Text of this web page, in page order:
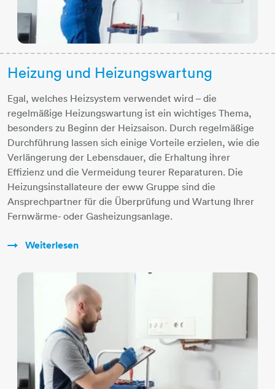
Heizung und Heizungswartung
Egal, welches Heizsystem verwendet wird – die
regelmäßige Heizungswartung ist ein wichtiges Thema,
besonders zu Beginn der Heizsaison. Durch regelmäßige
Durchführung lassen sich einige Vorteile erzielen, wie die
Verlängerung der Lebensdauer, die Erhaltung ihrer
Effizienz und die Vermeidung teurer Reparaturen. Die
Heizungsinstallateure der eww Gruppe sind die
Ansprechpartner für die Überprüfung und Wartung Ihrer
Fernwärme- oder Gasheizungsanlage.
Weiterlesen